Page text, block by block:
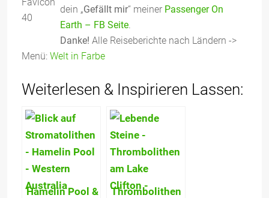
dein „Gefällt mir“ meiner Passenger On
Earth – FB Seite
Danke! Alle Reiseberichte nach Ländern ->
Menü: Welt in Farbe
Weiterlesen & Inspirieren Lassen:
Hamelin Pool &
Thrombolithen